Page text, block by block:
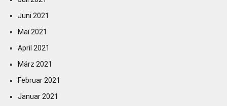
Juni 2021
Mai 2021
April 2021
März 2021
Februar 2021
Januar 2021